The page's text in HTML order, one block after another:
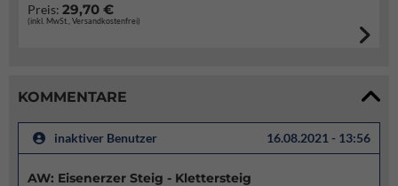
Preis: 29,70 €
(inkl. MwSt., Versandkostenfrei)
KOMMENTARE
inaktiver Benutzer 16.08.2021 - 13:56
AW: Eisenerzer Steig - Klettersteig